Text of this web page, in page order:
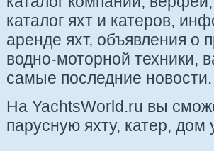
каталог яхт и катеров,
аренде яхт, объявления о
водно-моторной техники,
самые последние
На YachtsWorld.ru вы
парусную яхту, катер, дом